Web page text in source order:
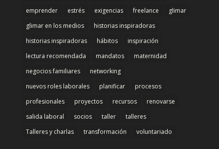
emprender
estrés exigencias freelance
glimar
glimar en los medios
historias inspiradoras
historias inspiradoras
hábitos
inspiración
lectura recomendada
mandatos
maternidad
negocios familiares
networking
nuevos roles laborales
planificar
procesos
profesionales
proyectos recursos
renovarse
salida laboral
socios taller
talleres
Talleres y charlas
transformación voluntariado